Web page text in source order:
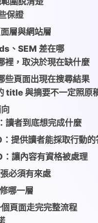
保證
層與網站層
、SEM 差在哪
裡，取決於現在缺什麼
些頁面出現在搜尋結果
title 與摘要不一定照原
讀者到底想完成什麼
：提供讀者能採取行動的
：讓內容有資格被處理
必須有來處
哪一層
頁面走完完整流程